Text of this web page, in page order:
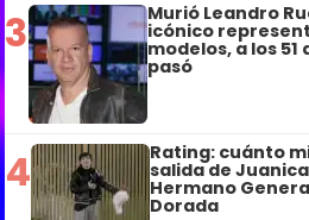
3 Murió Leandro
icónico
modelos, a los 51
pasó
4 Rating: cuánto
salida de
Hermano
Dorada